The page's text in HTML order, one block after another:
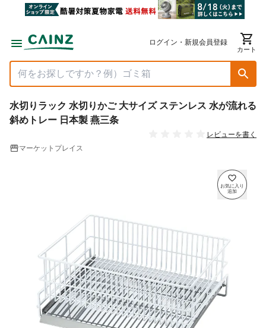
ログイン・新規会員登録
カート
水切りラック 水切りかご 大サイズ ステンレス 水が流れる
斜めトレー 日本製 燕三条
レビューを書く
マーケットプレイス